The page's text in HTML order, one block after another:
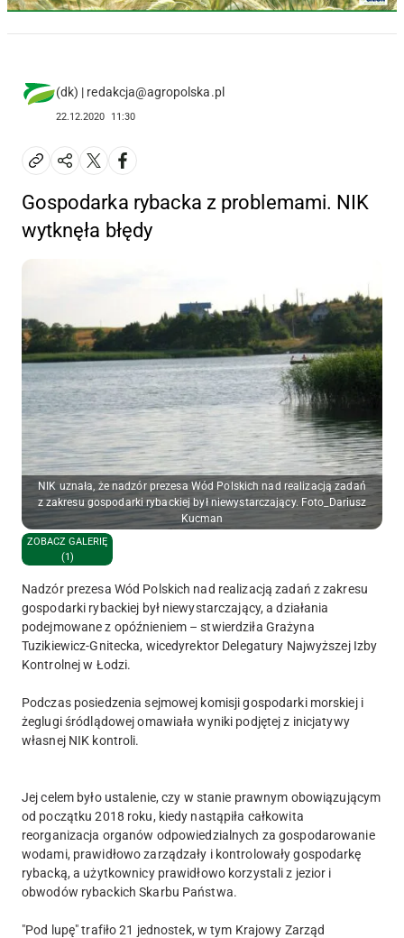
(dk) | redakcja@agropolska.pl
22.12.2020 11:30
Gospodarka rybacka z problemami. NIK
wytknęła błędy
NIK uznała, że nadzór prezesa Wód Polskich nad realizacją zadań
z zakresu gospodarki rybackiej był niewystarczający. Foto_Dariusz
Kucman
ZOBACZ GALERIĘ
(1)
Nadzór prezesa Wód Polskich nad realizacją zadań z zakresu
gospodarki rybackiej był niewystarczający, a działania
podejmowane z opóźnieniem – stwierdziła Grażyna
Tuzikiewicz-Gnitecka, wicedyrektor Delegatury Najwyższej Izby
Kontrolnej w Łodzi.
Podczas posiedzenia sejmowej komisji gospodarki morskiej i
żeglugi śródlądowej omawiała wyniki podjętej z inicjatywy
własnej NIK kontroli.
Jej celem było ustalenie, czy w stanie prawnym obowiązującym
od początku 2018 roku, kiedy nastąpiła całkowita
reorganizacja organów odpowiedzialnych za gospodarowanie
wodami, prawidłowo zarządzały i kontrolowały gospodarkę
rybacką, a użytkownicy prawidłowo korzystali z jezior i
obwodów rybackich Skarbu Państwa.
"Pod lupę" trafiło 21 jednostek, w tym Krajowy Zarząd